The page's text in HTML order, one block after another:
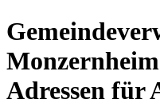
Adressen für